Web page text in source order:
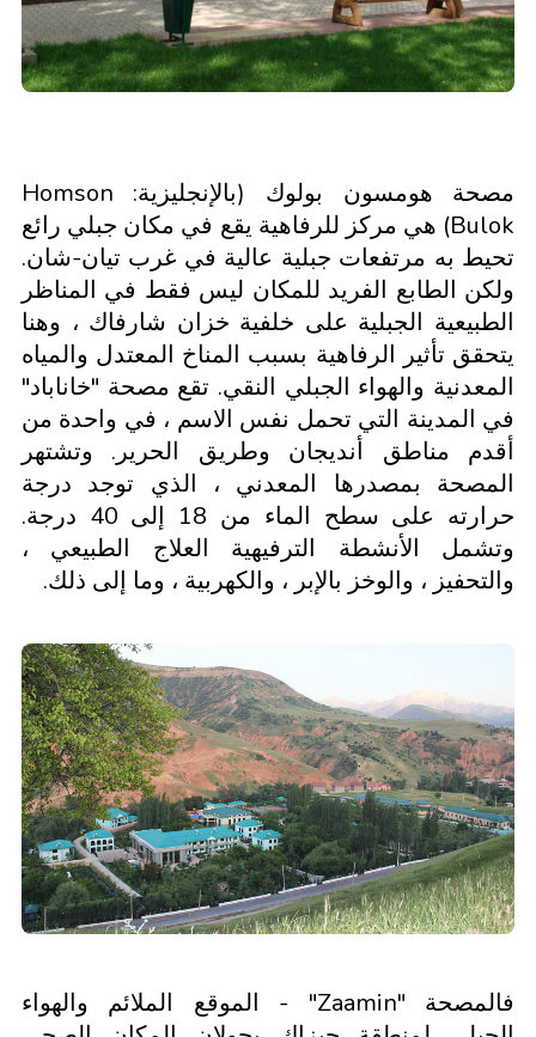
مصحة هومسون بولوك (بالإنجليزية: Homson
Bulok) هي مركز للرفاهية يقع في مكان جبلي رائع
تحيط به مرتفعات جبلية عالية في غرب تيان-شان.
ولكن الطابع الفريد للمكان ليس فقط في المناظر
الطبيعية الجبلية على خلفية خزان شارفاك ، وهنا
يتحقق تأثير الرفاهية بسبب المناخ المعتدل والمياه
المعدنية والهواء الجبلي النقي. تقع مصحة "خاناباد"
في المدينة التي تحمل نفس الاسم ، في واحدة من
أقدم مناطق أنديجان وطريق الحرير. وتشتهر
المصحة بمصدرها المعدني ، الذي توجد درجة
حرارته على سطح الماء من 18 إلى 40 درجة.
وتشمل الأنشطة الترفيهية العلاج الطبيعي ،
والتحفيز ، والوخز بالإبر ، والكهربية ، وما إلى ذلك.
فالمصحة "Zaamin" - الموقع الملائم والهواء